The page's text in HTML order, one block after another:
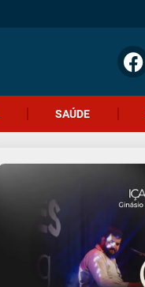
SAÚDE